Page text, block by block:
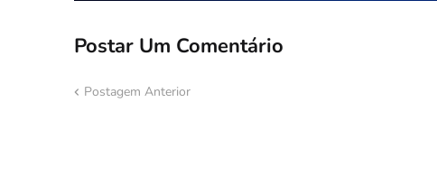
Postar Um Comentário
Postagem Anterior